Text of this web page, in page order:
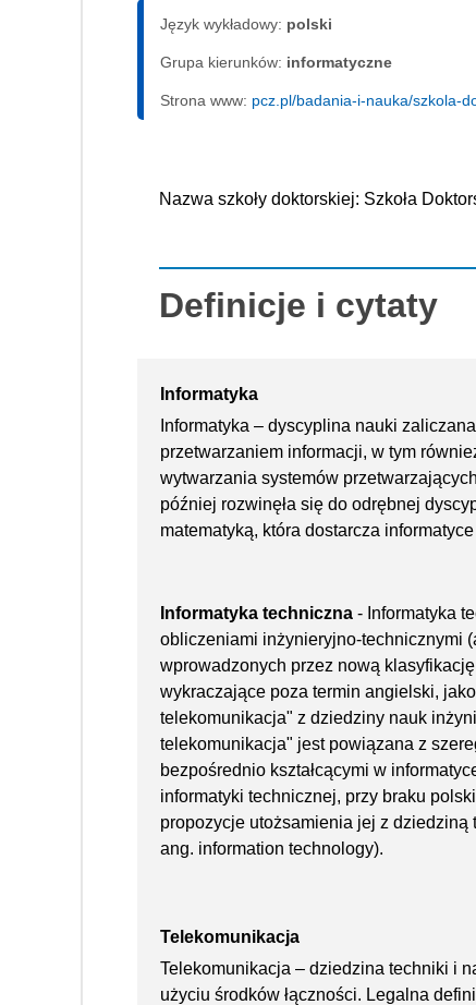
Język wykładowy: polski
Grupa kierunków: informatyczne
Strona www: pcz.pl/badania-i-nauka/szkola-
Nazwa szkoły doktorskiej: Szkoła
Definicje i cytaty
Informatyka
Informatyka – dyscyplina nauki
przetwarzaniem informacji, w tym
wytwarzania systemów
później rozwinęła się do odrębnej
matematyką, która dostarcza
Informatyka techniczna - Informatyka
obliczeniami inżynieryjno-technicznymi
wprowadzonych przez nową
wykraczające poza termin angielski,
telekomunikacja" z dziedziny nauk
telekomunikacja" jest powiązana z
bezpośrednio kształcącymi w
informatyki technicznej, przy braku
propozycje utożsamienia jej z
ang. information technology).
Telekomunikacja
Telekomunikacja – dziedzina techniki i
użyciu środków łączności. Legalna